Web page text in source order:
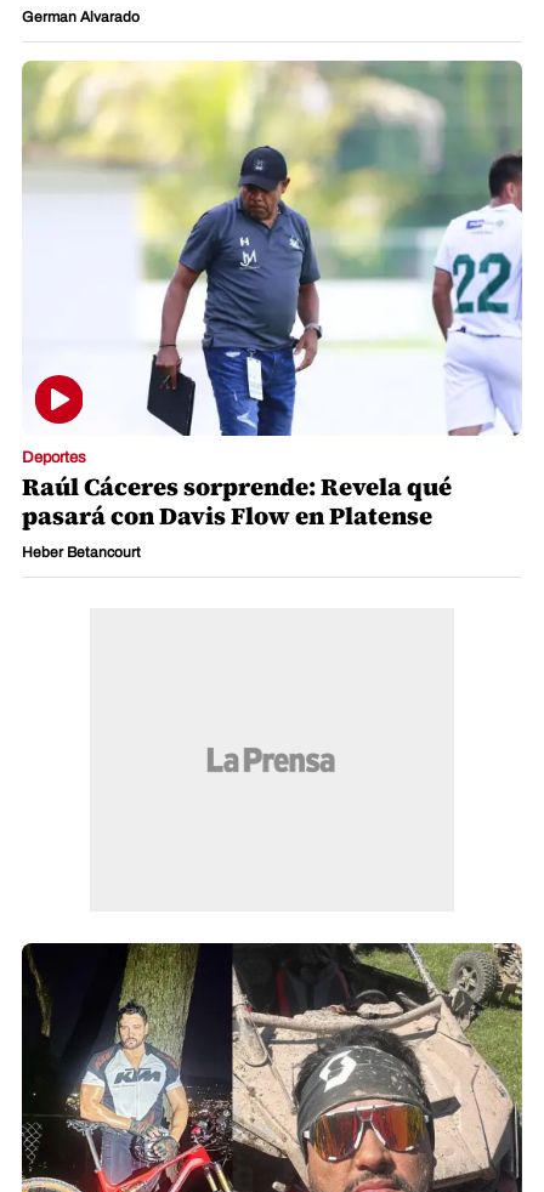
German Alvarado
Deportes
Raúl Cáceres sorprende: Revela qué
pasará con Davis Flow en Platense
Heber Betancourt